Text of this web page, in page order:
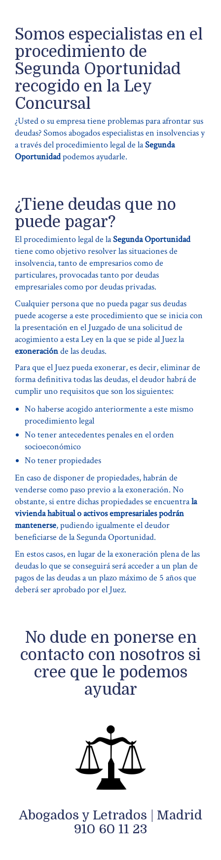
Somos especialistas en el
procedimiento de
Segunda Oportunidad
recogido en la Ley
Concursal
¿Usted o su empresa tiene problemas para afrontar sus
deudas? Somos abogados especialistas en insolvencias y
a través del procedimiento legal de laSegunda
Oportunidadpodemos ayudarle.
¿Tiene deudas que no
puede pagar?
El procedimiento legal de laSegunda Oportunidad
tiene como objetivo resolver las situaciones de
insolvencia, tanto de empresarios como de
particulares, provocadas tanto por deudas
empresariales como por deudas privadas.
Cualquier persona que no pueda pagar sus deudas
puede acogerse a este procedimiento que se inicia con
la presentación en el Juzgado de una solicitud de
acogimiento a esta Ley en la que se pide al Juez la
exoneraciónde las deudas.
Para que el Juez pueda exonerar, es decir, eliminar de
forma definitiva todas las deudas, el deudor habrá de
cumplir uno requisitos que son los siguientes:
No haberse acogido anteriormente a este mismo
procedimiento legal
No tener antecedentes penales en el orden
socioeconómico
No tener propiedades
En caso de disponer de propiedades, habrán de
venderse como paso previo a la exoneración. No
obstante, si entre dichas propiedades se encuentrala
vivienda habitual o activos empresariales podrán
mantenerse, pudiendo igualmente el deudor
beneficiarse de la Segunda Oportunidad.
En estos casos, en lugar de la exoneración plena de las
deudas lo que se conseguirá será acceder a un plan de
pagos de las deudas a un plazo máximo de 5 años que
deberá ser aprobado por el Juez.
No dude en ponerse en
contacto con nosotros si
cree que le podemos
ayudar
Abogados y Letrados | Madrid
910 60 11 23